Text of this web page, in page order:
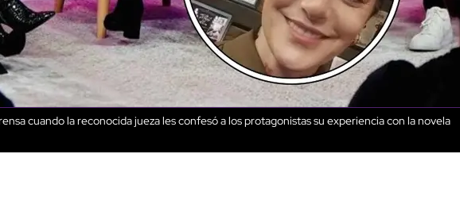
cuando la reconocida jueza les confesó a los protagonistas su experiencia con la novela